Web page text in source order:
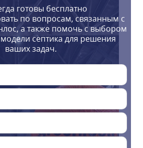
готовы бесплатно
по вопросам, связанным с
а также помочь с выбором
септика для решения
ваших задач.